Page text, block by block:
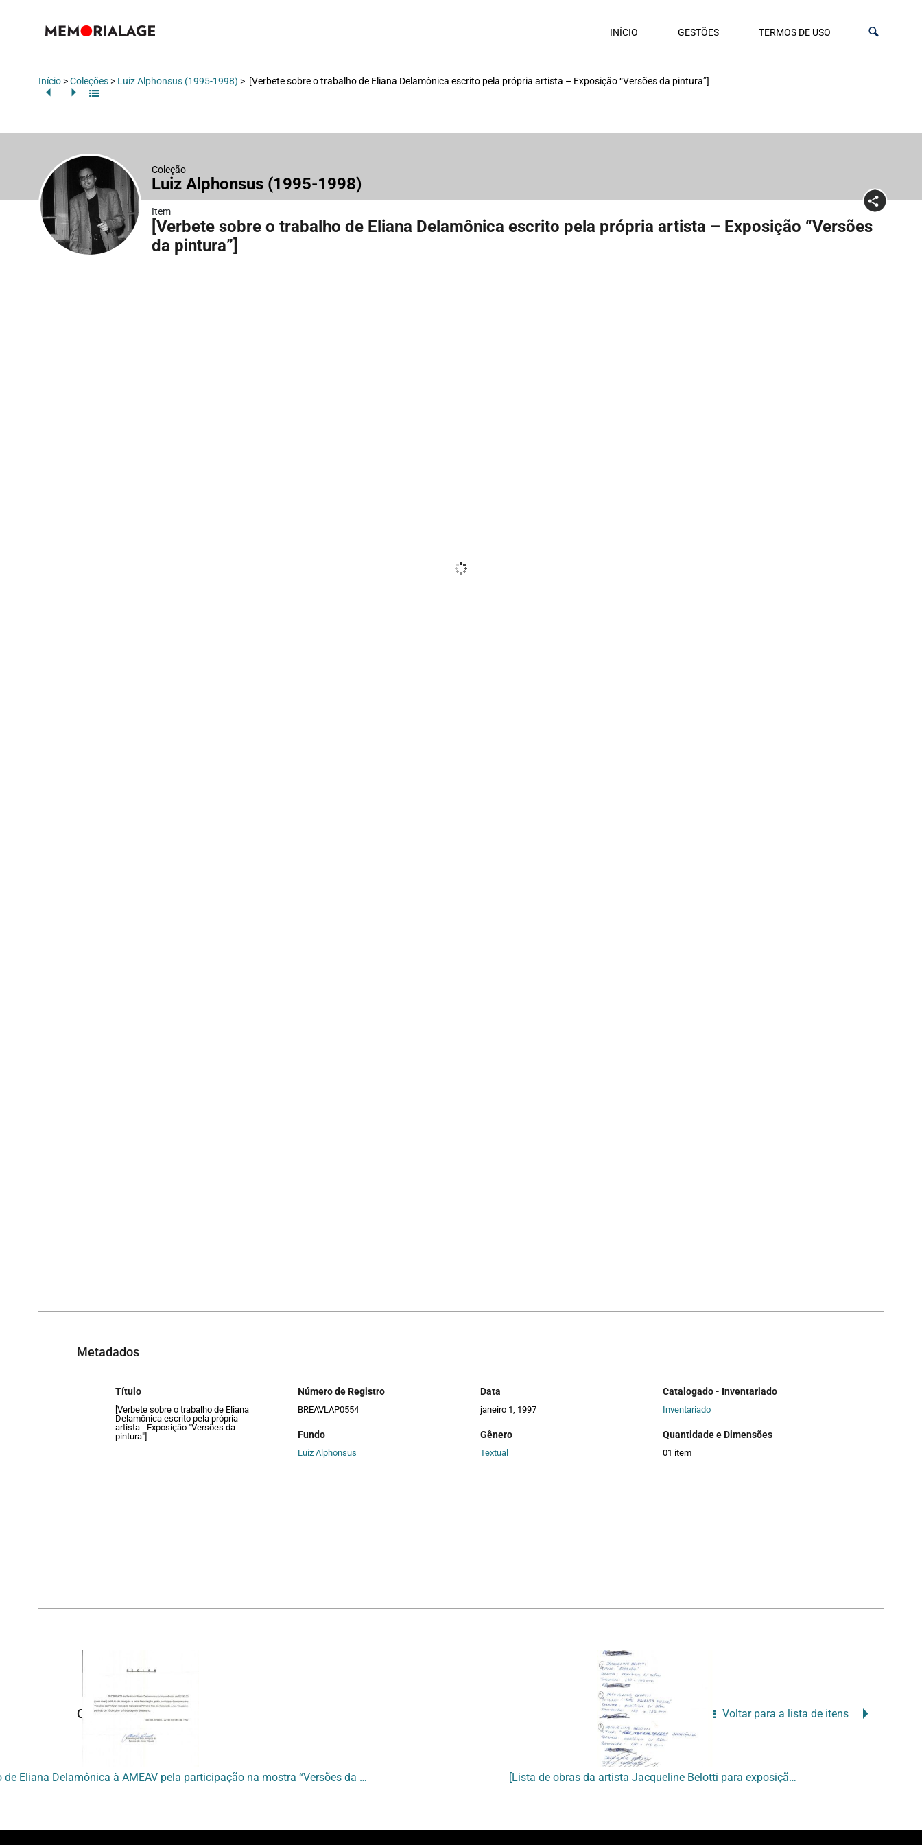
INÍCIO GESTÕES TERMOS DE USO
Início >Coleções > Luiz Alphonsus (1995-1998) > [Verbete sobre o trabalho de Eliana Delamônica escrito pela própria artista – Exposição “Versões da pintura”]
Coleção
Luiz Alphonsus (1995-1998)
Item
[Verbete sobre o trabalho de Eliana Delamônica escrito pela própria artista – Exposição “Versões
da pintura”]
Metadados
Título
[Verbete sobre o trabalho de Eliana
Delamônica escrito pela própria
artista - Exposição "Versões da
pintura"]
Número de Registro
BREAVLAP0554
Fundo
Luiz Alphonsus
Data
janeiro 1, 1997
Gênero
Textual
Catalogado - Inventariado
Inventariado
Quantidade e Dimensões
01 item
Continuar navegando
[Recibo de doação de Eliana Delamônica à AMEAV pela participação na mostra “Versões da pintura” na Galeria Primeiro Piso] [Lista de obras da artista Jacqueline Belotti para exposição “Versões da pintura”]
Voltar para a lista de itens